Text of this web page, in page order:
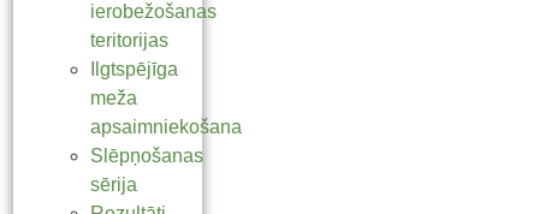
ierobežošanas
teritorijas
Ilgtspējīga
meža
apsaimniekošana
Slēpņošanas
sērija